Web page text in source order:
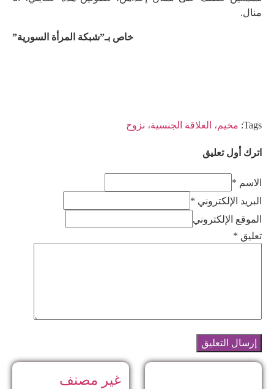
منال.
خاص بـ”شبكة المرأة السورية”
Tags: مخيم، العلاقة الجنسية، نزوح
اترك أول تعليق
الاسم *
البريد الإلكتروني *
الموقع الإلكتروني
تعليق *
غير مصنف